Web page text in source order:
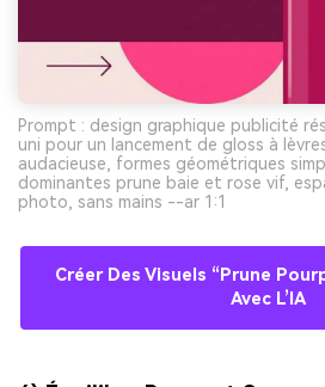
Prompt : design graphique publicité
uni pour un lancement de gloss à
audacieuse, formes géométriques
dominantes prune baie et rose vif,
photo, sans mains --ar 1:1
Créer Des Visuels “prune
Avec L’IA